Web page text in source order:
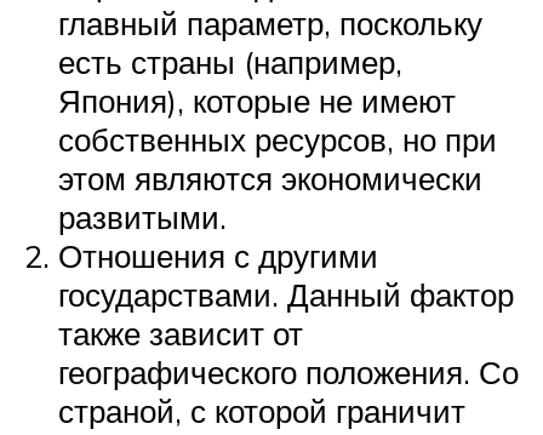
главный параметр, поскольку
есть страны (например,
Япония), которые не имеют
собственных ресурсов, но при
этом являются экономически
развитыми.
Отношения с другими
государствами. Данный фактор
также зависит от
географического положения. Со
страной, с которой граничит